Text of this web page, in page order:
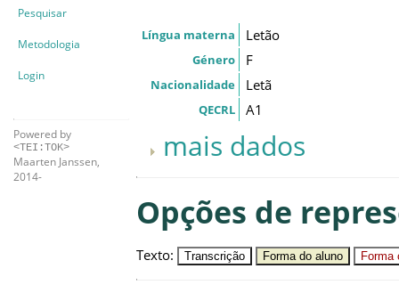
Pesquisar
Metodologia
Login
Powered by
<TEI:TOK>
Maarten Janssen,
2014-
Língua materna Letão
Género F
Nacionalidade Letã
QECRL A1
mais dados
Opções de
Texto: Transcrição Forma do aluno Forma